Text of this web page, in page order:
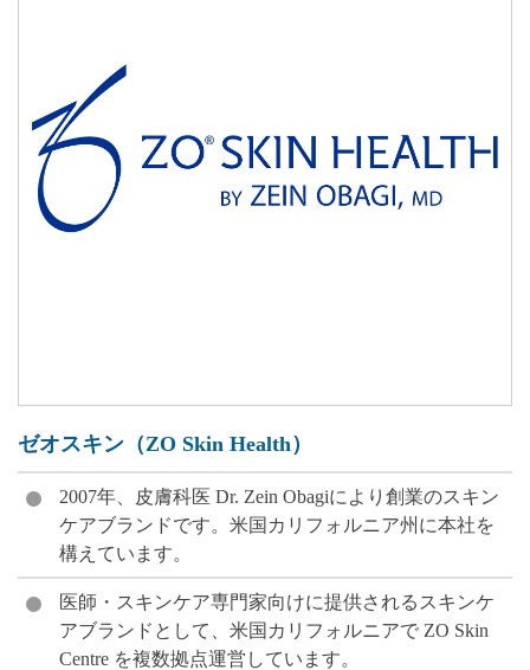
ゼオスキン（ZO Skin Health）
2007年、皮膚科医 Dr. Zein Obagiにより創業のスキン
ケアブランドです。米国カリフォルニア州に本社を
構えています。
医師・スキンケア専門家向けに提供されるスキンケ
アブランドとして、米国カリフォルニアで ZO Skin
Centre を複数拠点運営しています。